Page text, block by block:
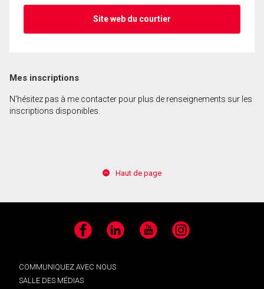
Site web du courtier
Mes inscriptions
N'hésitez pas à me contacter pour plus de renseignements sur les
inscriptions disponibles.
Haut de page
Facebook LinkedIn YouTube Instagram
COMMUNIQUEZ AVEC NOUS
SALLE DES MÉDIAS